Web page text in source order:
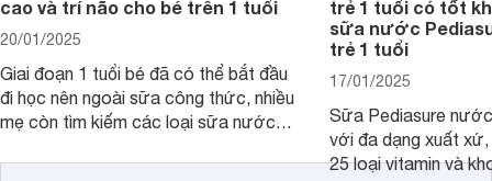
cao và trí não cho bé trên 1 tuổi
20/01/2025
Giai đoạn 1 tuổi bé đã có thể bắt đầu
đi học nên ngoài sữa công thức, nhiều
mẹ còn tìm kiếm các loại sữa nước
trẻ. Dưới đây là 7 loại sữa nước phát
trẻ 1 tuổi có tốt
sữa nước
trẻ 1 tuổi
17/01/2025
Sữa Pediasure
với đa dạng xuất
25 loại vitamin và